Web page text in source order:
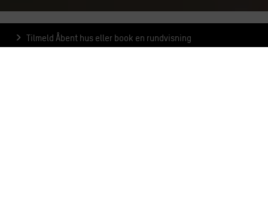
Tilmeld Åbent hus eller book en rundvisning